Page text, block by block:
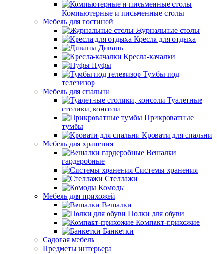
Компьютерные и письменные столы
Мебель для гостиной
Журнальные столы
Кресла для отдыха
Диваны
Кресла-качалки
Пуфы
Тумбы под
телевизор
Мебель для спальни
Туалетные
столики, консоли
Прикроватные
тумбы
Кровати для спальни
Мебель для хранения
Вешалки
гардеробные
Системы хранения
Стеллажи
Комоды
Мебель для прихожей
Вешалки
Полки для обуви
Компакт-прихожие
Банкетки
Садовая мебель
Предметы интерьера